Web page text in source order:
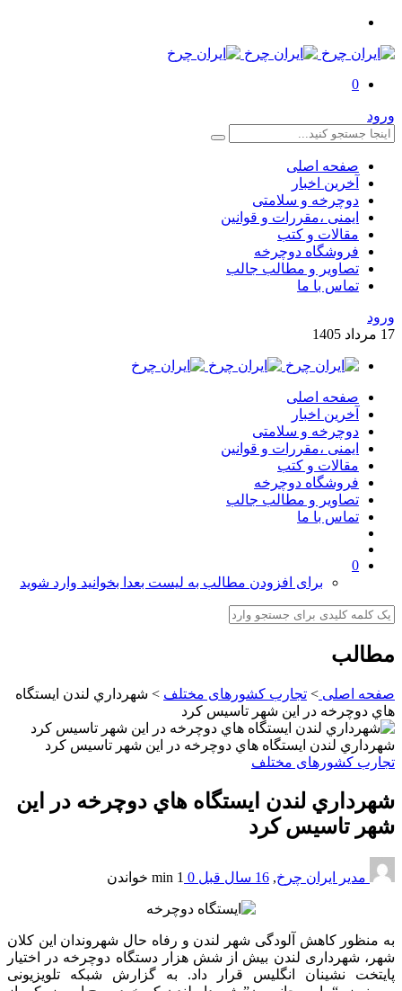
0
ورود
صفحه اصلی
آخرین اخبار
دوچرخه و سلامتی
ایمنی ،مقررات و قوانین
مقالات و کتب
فروشگاه دوچرخه
تصاویر و مطالب جالب
تماس با ما
ورود
17 مرداد 1405
صفحه اصلی
آخرین اخبار
دوچرخه و سلامتی
ایمنی ،مقررات و قوانین
مقالات و کتب
فروشگاه دوچرخه
تصاویر و مطالب جالب
تماس با ما
0
برای افزودن مطالب به لیست بعدا بخوانید وارد شوید
مطالب
صفحه اصلی > تجارب کشورهای مختلف > شهرداري لندن ايستگاه
هاي دوچرخه در اين شهر تاسيس کرد
شهرداري لندن ايستگاه هاي دوچرخه در اين شهر تاسيس کرد
تجارب کشورهای مختلف
شهرداري لندن ايستگاه هاي دوچرخه در اين
شهر تاسيس کرد
مدیر ایران چرخ, 16 سال قبل 0
1 min خواندن
به منظور کاهش آلودگی شهر لندن و رفاه حال شهروندان این کلان
شهر، شهرداری لندن بیش از شش هزار دستگاه دوچرخه در اختیار
پایتخت نشینان انگلیس قرار داد. به گزارش شبکه تلویزیونی